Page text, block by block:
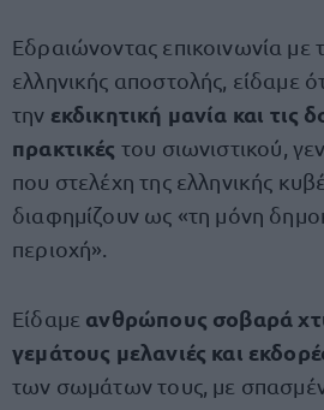
Εδραιώνοντας επικοινωνία με
ελληνικής αποστολής, είδαμε
την εκδικητική μανία και τις
πρακτικές του σιωνιστικού,
που στελέχη της ελληνικής
διαφημίζουν ως «τη μόνη
περιοχή».
Είδαμε ανθρώπους σοβαρά
γεμάτους μελανιές και
των σωμάτων τους, με